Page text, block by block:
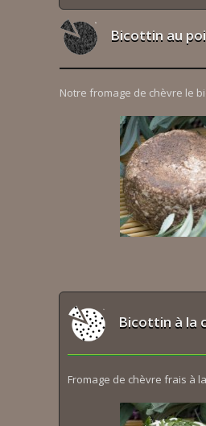
Bicottin au
Notre fromage de chèvre le
Bicottin à la
Fromage de chèvre frais à